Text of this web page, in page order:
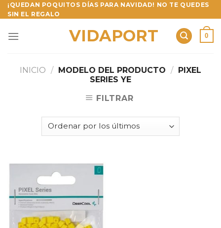
Skip
to
¡QUEDAN POQUITOS DÍAS PARA NAVIDAD! NO TE QUEDES
SIN EL REGALO
VIDAPORT 0
INICIO / MODELO DEL PRODUCTO / PIXEL
SERIES YE
FILTRAR